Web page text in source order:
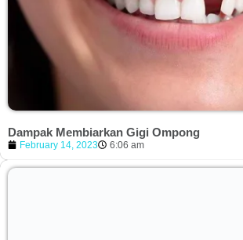
Dampak Membiarkan Gigi Ompong
February 14, 2023 6:06 am